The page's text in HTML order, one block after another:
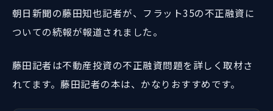
朝日新聞の藤田知也記者が、フラット35の不正融資に
ついての続報が報道されました。
藤田記者は不動産投資の不正融資問題を詳しく取材さ
れてます。藤田記者の本は、かなりおすすめです。